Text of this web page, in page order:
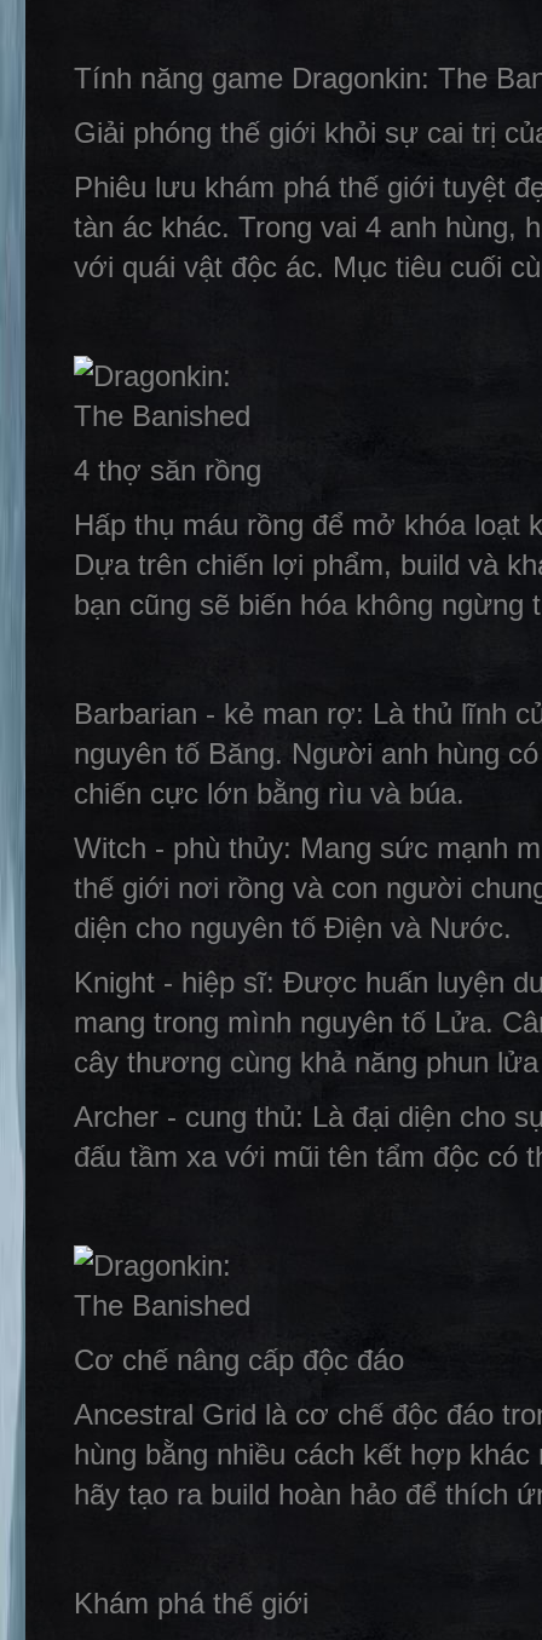
Tính năng game Dragonkin: The
Giải phóng thế giới khỏi sự cai trị
Phiêu lưu khám phá thế giới tuyệt
tàn ác khác. Trong vai 4 anh hùng,
với quái vật độc ác. Mục tiêu cuối
4 thợ săn rồng
Hấp thụ máu rồng để mở khóa loạt
Dựa trên chiến lợi phẩm, build và
bạn cũng sẽ biến hóa không ngừng
Barbarian - kẻ man rợ: Là thủ lĩnh
nguyên tố Băng. Người anh hùng
chiến cực lớn bằng rìu và búa.
Witch - phù thủy: Mang sức mạnh
thế giới nơi rồng và con người
diện cho nguyên tố Điện và Nước.
Knight - hiệp sĩ: Được huấn luyện
mang trong mình nguyên tố Lửa.
cây thương cùng khả năng phun
Archer - cung thủ: Là đại diện cho
đấu tầm xa với mũi tên tẩm độc có
Cơ chế nâng cấp độc đáo
Ancestral Grid là cơ chế độc đáo
hùng bằng nhiều cách kết hợp
hãy tạo ra build hoàn hảo để thích
Khám phá thế giới